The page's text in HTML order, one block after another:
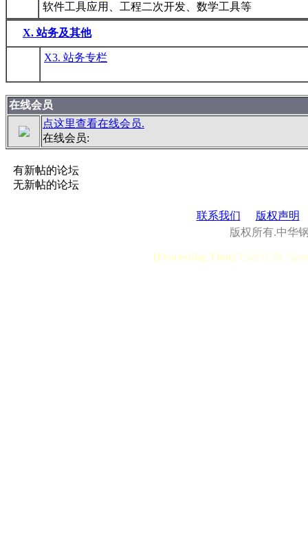
软件工具应用、工程二次开发、数学工具等
X. 站务及其他
X3. 站务专栏
在线会员
点这里查看在线会员.
在线会员:
有新帖的论坛
无新帖的论坛
联系我们
版权声明
版权所有.中华
[Processing Time] User:0.28,